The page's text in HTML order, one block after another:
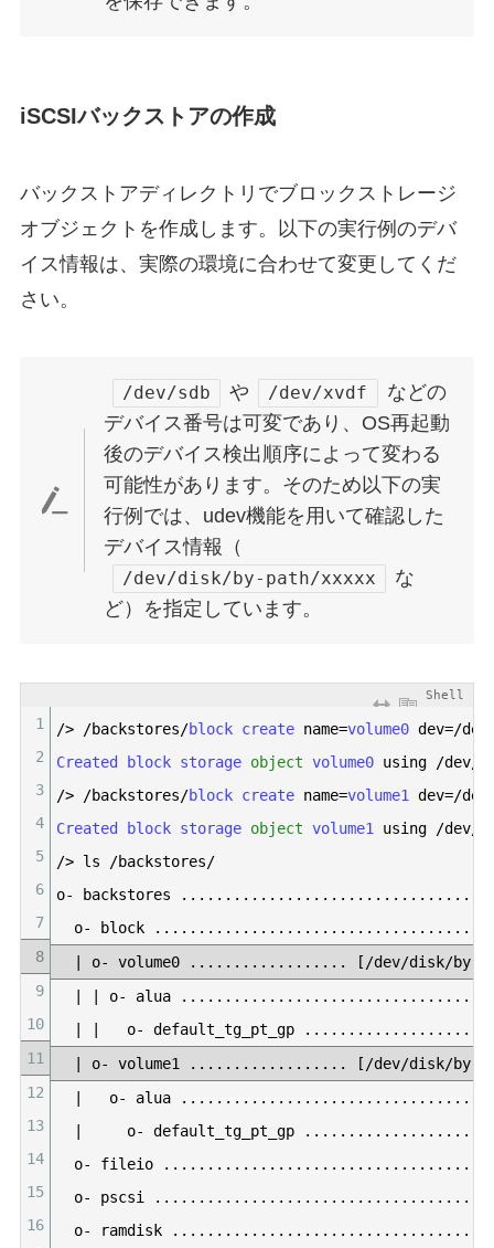
iSCSIバックストアの作成
バックストアディレクトリでブロックストレージ
オブジェクトを作成します。以下の実行例のデバ
イス情報は、実際の環境に合わせて変更してくだ
さい。
/dev/sdb や /dev/xvdf
などの
デバイス番号は可変であり、OS再起動
後のデバイス検出順序によって変わる
可能性があります。そのため以下の実
行例では、udev機能を用いて確認した
デバイス情報（
/dev/disk/by-path/xxxxx
な
ど）を指定しています。
Shell
1
2
3
4
5
6
7
8
9
10
11
12
13
14
15
16
/> /backstores/block create name=volume0 dev=/dev
Created
block storage object volume0 using /dev/
/> /backstores/block create name=volume1 dev=/dev
Created
block storage object volume1 using /dev/
/> ls /backstores/
o- backstores . . . . . . . . . . . . . . . . . . . . . . . . . . . . . . . . .
o- block . . . . . . . . . . . . . . . . . . . . . . . . . . . . . . . . . . . .
o- volume0 . . . . . . . . . . . . . . . . . . [/dev/disk/by-
o- alua . . . . . . . . . . . . . . . . . . . . . . . . . . . . . . . . .
o- default_tg_pt gp . . . . . . . . . . . . . . . . . . .
o- volume1 . . . . . . . . . . . . . . . . . . [/dev/disk/by-
o- alua . . . . . . . . . . . . . . . . . . . . . . . . . . . . . . . . .
o- default_tg_pt gp . . . . . . . . . . . . . . . . . . .
o- fileio . . . . . . . . . . . . . . . . . . . . . . . . . . . . . . . . . . .
o- pscsi . . . . . . . . . . . . . . . . . . . . . . . . . . . . . . . . . . . .
o- ramdisk . . . . . . . . . . . . . . . . . . . . . . . . . . . . . . . . . .